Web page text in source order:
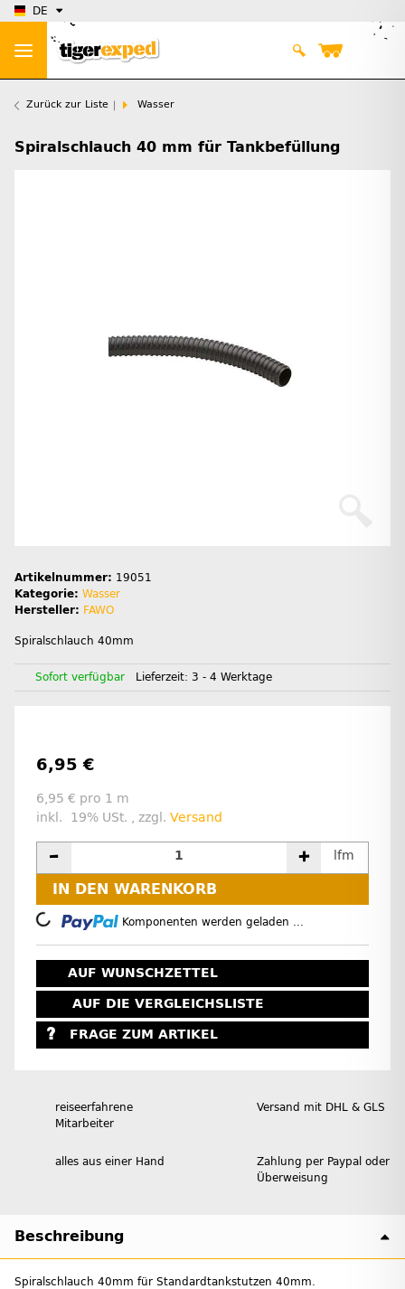
DE
Zurück zur Liste Wasser
Spiralschlauch 40 mm für Tankbefüllung
Artikelnummer: 19051
Kategorie: Wasser
Hersteller: FAWO
Spiralschlauch 40mm
Sofort verfügbar Lieferzeit: 3 - 4 Werktage
6,95 €
6,95 € pro 1 m
inkl. 19% USt. , zzgl. Versand
lfm
IN DEN WARENKORB
Loading... Komponenten werden geladen ...
AUF WUNSCHZETTEL
AUF DIE VERGLEICHSLISTE
FRAGE ZUM ARTIKEL
reiseerfahrene
Mitarbeiter
Versand mit DHL & GLS
alles aus einer Hand
Zahlung per Paypal oder
Überweisung
Beschreibung
Spiralschlauch 40mm für Standardtankstutzen 40mm.